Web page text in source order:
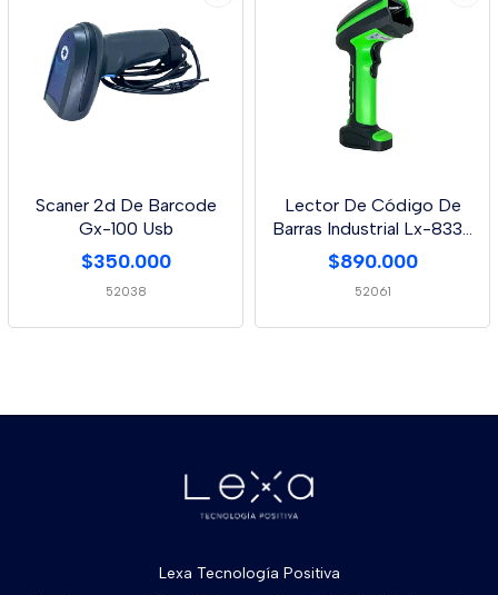
Scaner 2d De Barcode
Gx-100 Usb
$350.000
52038
Lector De Código De
Barras Industrial Lx-8339
Dp Wireless+Bt
$890.000
52061
Lexa Tecnología Positiva